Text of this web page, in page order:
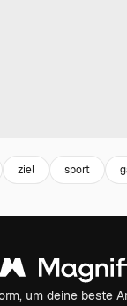
ziel sport
um deine beste